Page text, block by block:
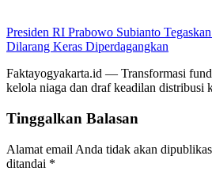
Presiden RI Prabowo Subianto
Dilarang Keras Diperdagangkan
Faktayogyakarta.id — Transformasi
kelola niaga dan draf keadilan distribusi
Tinggalkan Balasan
Alamat email Anda tidak akan
ditandai *